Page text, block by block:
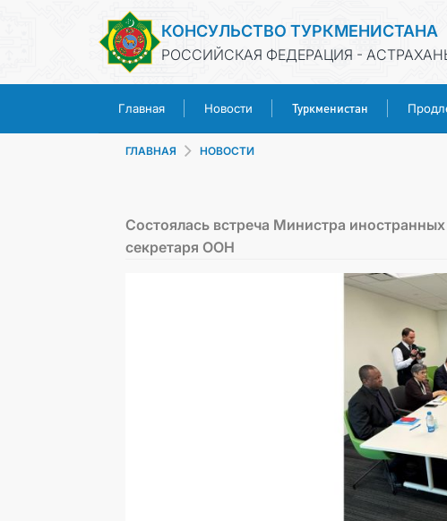
КОНСУЛЬСТВО ТУРКМЕНИСТАНА
РОССИЙСКАЯ ФЕДЕРАЦИЯ -
Главная Новости Туркменистан
ГЛАВНАЯ НОВОСТИ
Состоялась встреча Министра
секретаря ООН